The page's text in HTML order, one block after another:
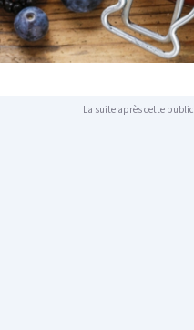
La suite après cette